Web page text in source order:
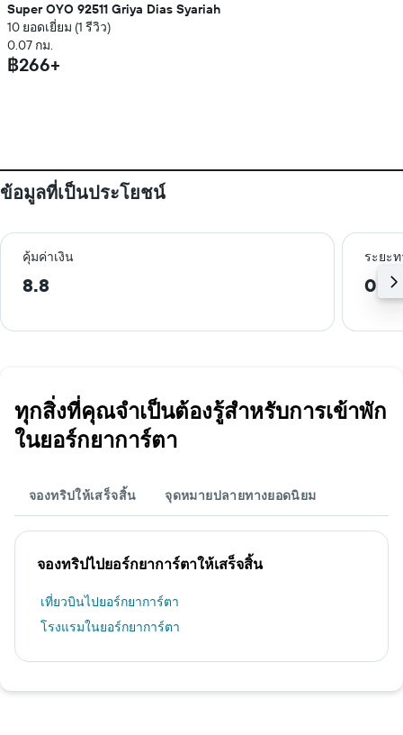
Super OYO 92511 Griya Dias Syariah
10 ยอดเยี่ยม (1 รีวิว)
0.07 กม.
฿266+
ข้อมูลที่เป็นประโยชน์
คุ้มค่าเงิน ระยะท
8.8 0.3
ทุกสิ่งที่คุณจำเป็นต้องรู้สำหรับการเข้าพัก
ในยอร์กยาการ์ตา
จองทริปให้เสร็จสิ้น จุดหมายปลายทางยอดนิยม
จองทริปไปยอร์กยาการ์ตาให้เสร็จสิ้น
เที่ยวบินไปยอร์กยาการ์ตา
โรงแรมในยอร์กยาการ์ตา